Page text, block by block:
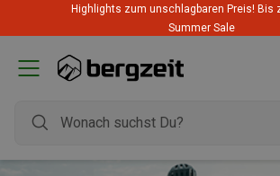
Highlights zum unschlagbaren Preis! Bis
Summer Sale